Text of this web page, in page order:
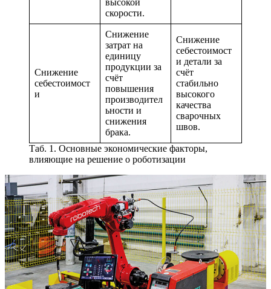
скорости.
Снижение
себестоимост
и
Снижение
затрат на
единицу
продукции за
счёт
повышения
производител
ьности и
снижения
брака.
Снижение
себестоимост
и детали за
счёт
стабильно
высокого
качества
сварочных
швов.
Таб. 1. Основные экономические факторы,
влияющие на решение о роботизации